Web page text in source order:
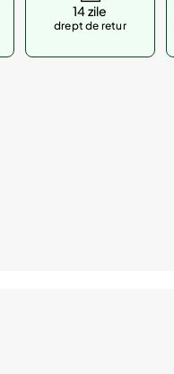
14 zile
drept de retur